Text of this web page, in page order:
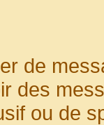
de
des
ou de